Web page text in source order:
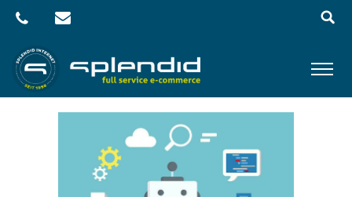
Skip
Menu